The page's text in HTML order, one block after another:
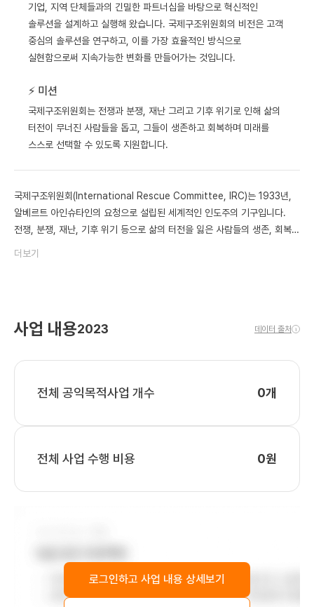
기업, 지역 단체들과의 긴밀한 파트너십을 바탕으로 혁신적인
솔루션을 설계하고 실행해 왔습니다. 국제구조위원회의 비전은 고객
중심의 솔루션을 연구하고, 이를 가장 효율적인 방식으로
실현함으로써 지속가능한 변화를 만들어가는 것입니다.
⚡️ 미션
국제구조위원회는 전쟁과 분쟁, 재난 그리고 기후 위기로 인해 삶의
터전이 무너진 사람들을 돕고, 그들이 생존하고 회복하며 미래를
스스로 선택할 수 있도록 지원합니다.
국제구조위원회(International Rescue Committee, IRC)는 1933년,
알베르트 아인슈타인의 요청으로 설립된 세계적인 인도주의 기구입니다.
전쟁, 분쟁, 재난, 기후 위기 등으로 삶의 터전을 잃은 사람들의 생존, 회복,
국제구조위원회는 고객 중심의 현장 연구와 데이터 분석을 바탕으로
기업, 지역 단체들과의 긴밀한 파트너십을 통해 심화되는 인도주의 위기를
전 세계 인도적 위기에 처한 사람들 중 단 30%만이 실질적인 지원을 받고
접근을 통해 더 많은 사람들의 삶에 실질적인 변화를 만들어가고 있습니다.
임팩트 프로그램을 운영하고 있는 국제구조위원회는 현장 실행력과 정책
제안을 통해 인도주의 분야의 혁신을 선도하고 있습니다.
https://www.rescue.org/kr/article/irc-named-one-most-
innovative-companies-2025
더보기
사업 내용2023 데이터 출처 i
전체 공익목적사업 개수 0개
전체 사업 수행 비용 0원
로그인하고 사업 내용 상세보기